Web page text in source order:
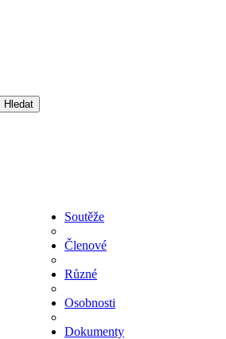
Soutěže
Členové
Různé
Osobnosti
Dokumenty